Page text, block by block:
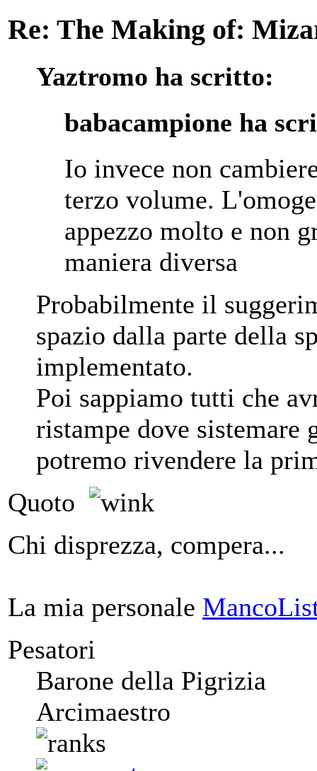
Re: The Making of:
Yaztromo ha scritto:
babacampione ha
Io invece non
terzo volume.
appezzo molto e non
maniera diversa
Probabilmente il
spazio dalla parte della
implementato.
Poi sappiamo tutti che
ristampe dove
potremo rivendere la
Quoto
Chi disprezza, compera...
La mia personale
Pesatori
Barone della Pigrizia
Arcimaestro